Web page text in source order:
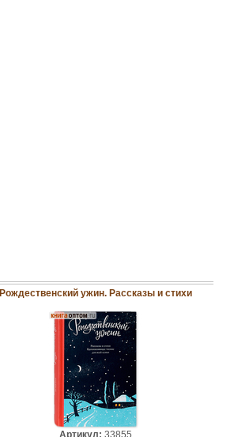
Рождественский ужин. Рассказы и стихи
Артикул: 33855